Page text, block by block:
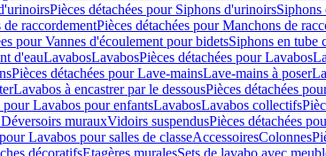
Pièces détachées pour Siphons d'urinoirsSiphons
raccordementPièces détachées pour Manchons de
pour Vannes d'écoulement pour bidetsSiphons en tube
d'eauLavabosLavabosPièces détachées pour Lavabos
Pièces détachées pour Lave-mainsLave-mains à poser
Lavabos à encastrer par le dessousPièces détachées
pour Lavabos pour enfantsLavabosLavabos collectifs
murauxVidoirs suspendusPièces détachées
Lavabos pour salles de classeAccessoiresColonnes
décoratifsEtagères muralesSets de lavabo avec